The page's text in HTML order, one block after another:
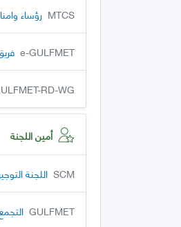
MTCS رؤساء
e-GULFMET
RD-WG
أمين اللجنة
SCM اللجنة
GULFMET